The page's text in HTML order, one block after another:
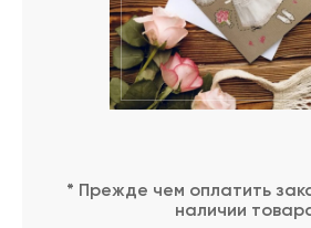
* Прежде чем оплатить
наличии